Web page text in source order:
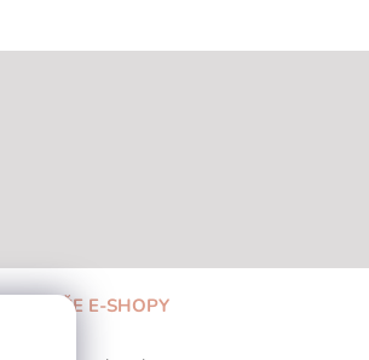
NAŠE E-SHOPY